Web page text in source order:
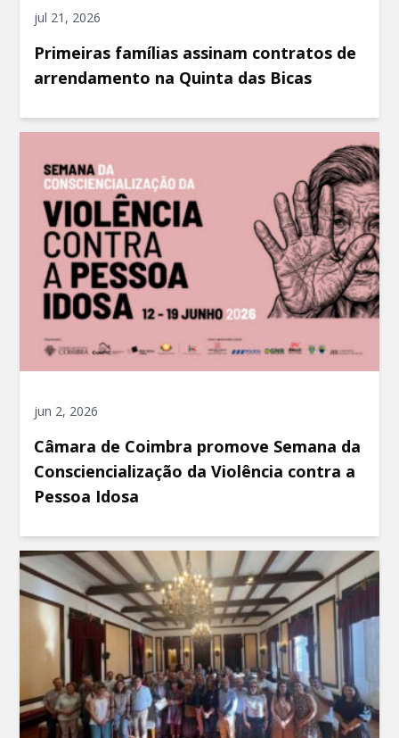
jul 21, 2026
Primeiras famílias assinam contratos de
arrendamento na Quinta das Bicas
jun 2, 2026
Câmara de Coimbra promove Semana da
Consciencialização da Violência contra a
Pessoa Idosa